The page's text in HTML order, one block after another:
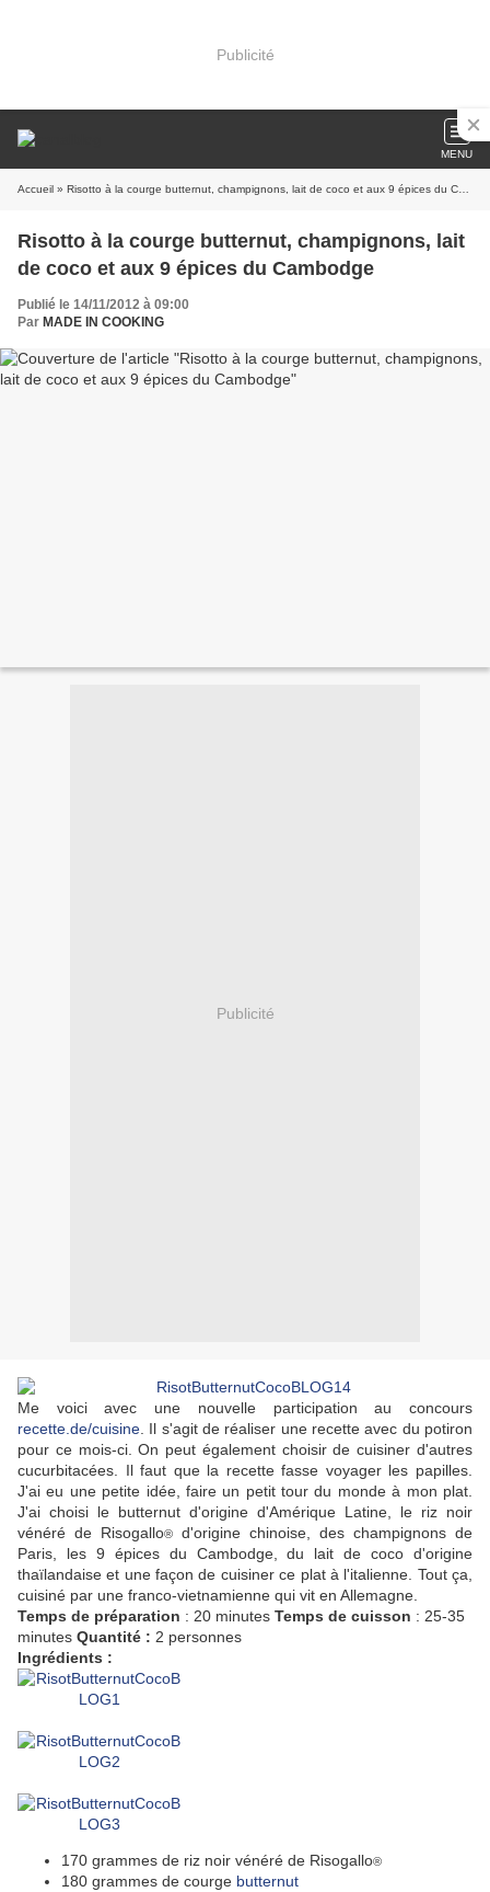
Publicité
MENU
Accueil » Risotto à la courge butternut, champignons, lait de coco et aux 9 épices du Cambodge
Risotto à la courge butternut, champignons, lait
de coco et aux 9 épices du Cambodge
Publié le 14/11/2012 à 09:00
Par MADE IN COOKING
Publicité
Me voici avec une nouvelle participation au concours
recette.de/cuisine . Il s'agit de réaliser une recette avec du potiron
pour ce mois-ci. On peut également choisir de cuisiner d'autres
cucurbitacées. Il faut que la recette fasse voyager les papilles.
J'ai eu une petite idée, faire un petit tour du monde à mon plat.
J'ai choisi le butternut d'origine d'Amérique Latine, le riz noir
vénéré de Risogallo®
d'origine chinoise, des champignons de
Paris, les 9 épices du Cambodge, du lait de coco d'origine
thaïlandaise et une façon de cuisiner ce plat à l'italienne. Tout ça,
cuisiné par une franco-vietnamienne qui vit en Allemagne.
Temps de préparation : 20 minutes Temps de cuisson : 25-35
minutes Quantité : 2 personnes
Ingrédients :
170 grammes de riz noir vénéré de Risogallo®
180 grammes de courge butternut